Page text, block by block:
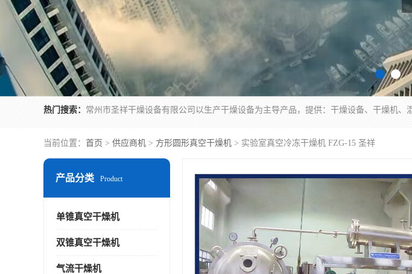
热门搜索：
当前位置： 首页 > 供应商机 > 方形圆形真空干燥机 > 实验室真空冷冻干燥机 FZG-15 圣祥
产品分类 Product
单锥真空干燥机
双锥真空干燥机
气流干燥机